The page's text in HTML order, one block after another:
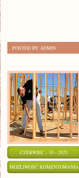
POSTED BY ADMIN
CZERWIEC - 10 - 2025
MOŻLIWOŚĆ KOMENTOWANIA